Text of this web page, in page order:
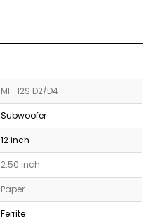
MF-12S D2/D4
Subwoofer
12 inch
2.50 inch
Paper
Ferrite